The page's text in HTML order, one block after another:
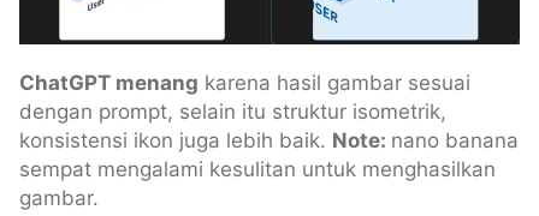
ChatGPT menang karena hasil gambar sesuai
dengan prompt, selain itu struktur isometrik,
konsistensi ikon juga lebih baik. Note: nano banana
sempat mengalami kesulitan untuk menghasilkan
gambar.